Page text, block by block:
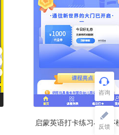
启蒙英语打卡练习小程序